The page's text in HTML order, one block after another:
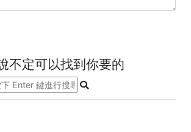
不定可以找到你要的